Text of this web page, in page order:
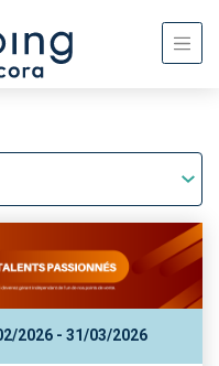
2026 - 31/03/2026